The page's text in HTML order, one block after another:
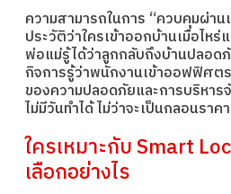
ความสามารถในการ “ควบคุมผ่า
ประวัติว่าใครเข้าออกบ้านเมื่อไหร่
พ่อแม่รู้ได้ว่าลูกกลับถึงบ้านปลอด
กิจการรู้ว่าพนักงานเข้าออฟฟิศต
ของความปลอดภัยและการบริหา
ไม่มีวันทำได้ ไม่ว่าจะเป็นกลอนรา
ใครเหมาะกับ Smart
เลือกอย่างไร